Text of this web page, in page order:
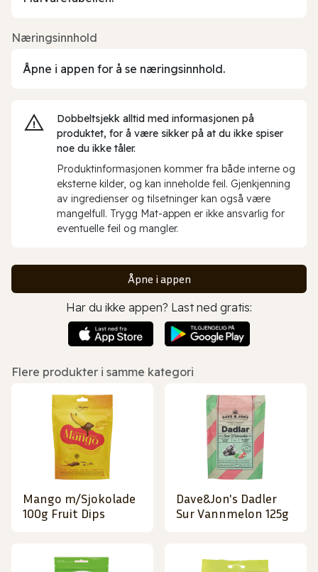
Næringsinnhold
Åpne i appen for å se næringsinnhold.
Dobbeltsjekk alltid med informasjonen på
produktet, for å være sikker på at du ikke spiser
noe du ikke tåler.
Produktinformasjonen kommer fra både interne og
eksterne kilder, og kan inneholde feil. Gjenkjenning
av ingredienser og tilsetninger kan også være
mangelfull. Trygg Mat-appen er ikke ansvarlig for
eventuelle feil og mangler.
Åpne i appen
Har du ikke appen? Last ned gratis:
Flere produkter i samme kategori
Mango m/Sjokolade
100g Fruit Dips
Dave&Jon's Dadler
Sur Vannmelon 125g